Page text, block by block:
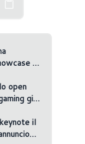
di
open
gira
il